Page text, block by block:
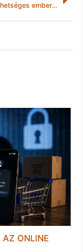
A tehetséges emberek tudatosabbak is
ONLINE